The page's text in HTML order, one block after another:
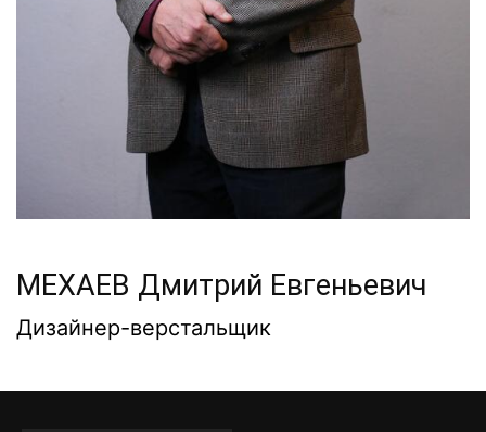
МЕХАЕВ Дмитрий Евгеньевич
Дизайнер-верстальщик